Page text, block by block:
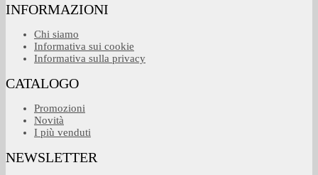
INFORMAZIONI
Chi siamo
Informativa sui cookie
Informativa sulla privacy
CATALOGO
Promozioni
Novità
I più venduti
NEWSLETTER